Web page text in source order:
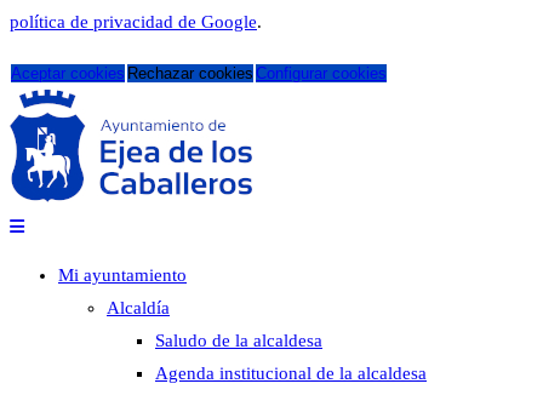
política de privacidad de Google.
Aceptar cookies Rechazar cookies Configurar cookies
Mi ayuntamiento
Alcaldía
Saludo de la alcaldesa
Agenda institucional de la alcaldesa